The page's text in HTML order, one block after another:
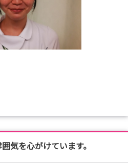
気を心がけています。